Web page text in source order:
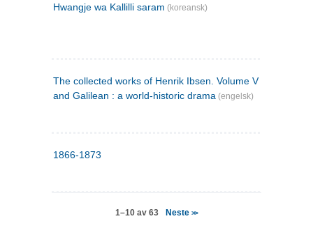
Hwangje wa Kallilli saram (koreansk)
The collected works of Henrik Ibsen. Volume V : Emperor
and Galilean : a world-historic drama (engelsk)
1866-1873
1–10 av 63 Neste>>